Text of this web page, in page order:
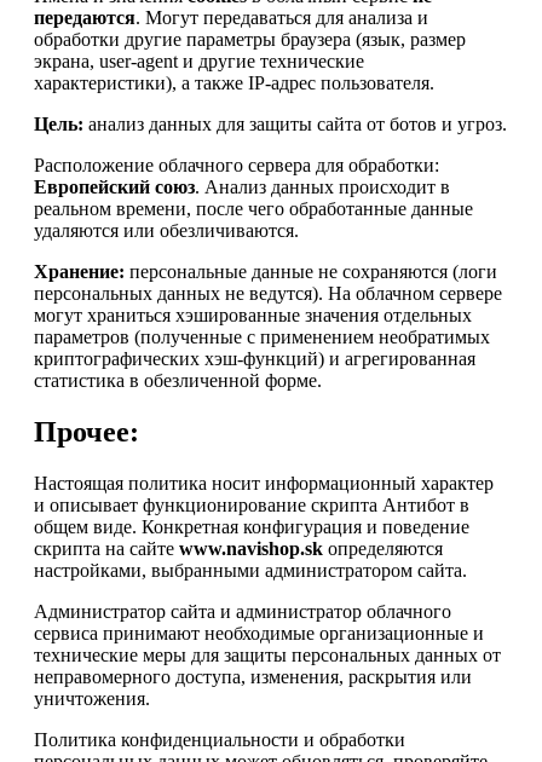
передаются. Могут передаваться для анализа и
обработки другие параметры браузера (язык, размер
экрана, user-agent и другие технические
характеристики), а также IP-адрес пользователя.
Цель: анализ данных для защиты сайта от ботов и угроз.
Расположение облачного сервера для обработки:
Европейский союз. Анализ данных происходит в
реальном времени, после чего обработанные данные
удаляются или обезличиваются.
Хранение: персональные данные не сохраняются (логи
персональных данных не ведутся). На облачном сервере
могут храниться хэшированные значения отдельных
параметров (полученные с применением необратимых
криптографических хэш-функций) и агрегированная
статистика в обезличенной форме.
Прочее:
Настоящая политика носит информационный характер
и описывает функционирование скрипта Антибот в
общем виде. Конкретная конфигурация и поведение
скрипта на сайте www.navishop.sk определяются
настройками, выбранными администратором сайта.
Администратор сайта и администратор облачного
сервиса принимают необходимые организационные и
технические меры для защиты персональных данных от
неправомерного доступа, изменения, раскрытия или
уничтожения.
Политика конфиденциальности и обработки